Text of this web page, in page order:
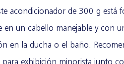
acondicionador de 300 g está
un cabello manejable y con
en la ducha o el baño.
exhibición minorista junto